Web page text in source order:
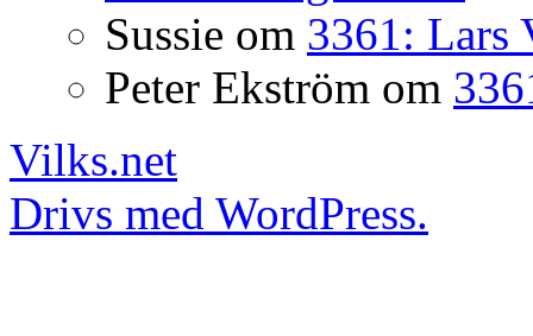
Sussie om 3361: Lars
Peter Ekström om
Vilks.net
Drivs med WordPress.